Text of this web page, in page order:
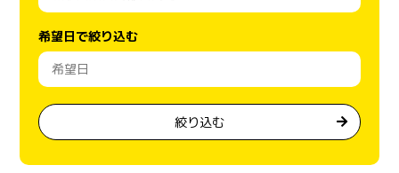
希望日で絞り込む
絞り込む